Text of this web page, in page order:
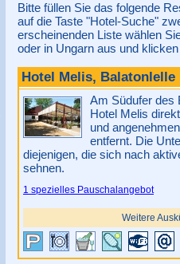
Bitte füllen Sie das folgende
auf die Taste "Hotel-Suche"
erscheinenden Liste wählen
oder in Ungarn aus und
Hotel Melis, Balatonlelle
Am Südufer des
Hotel Melis
und
entfernt. Die
diejenigen, die sich nach
sehnen.
1 spezielles Pauschalangebot
Weitere